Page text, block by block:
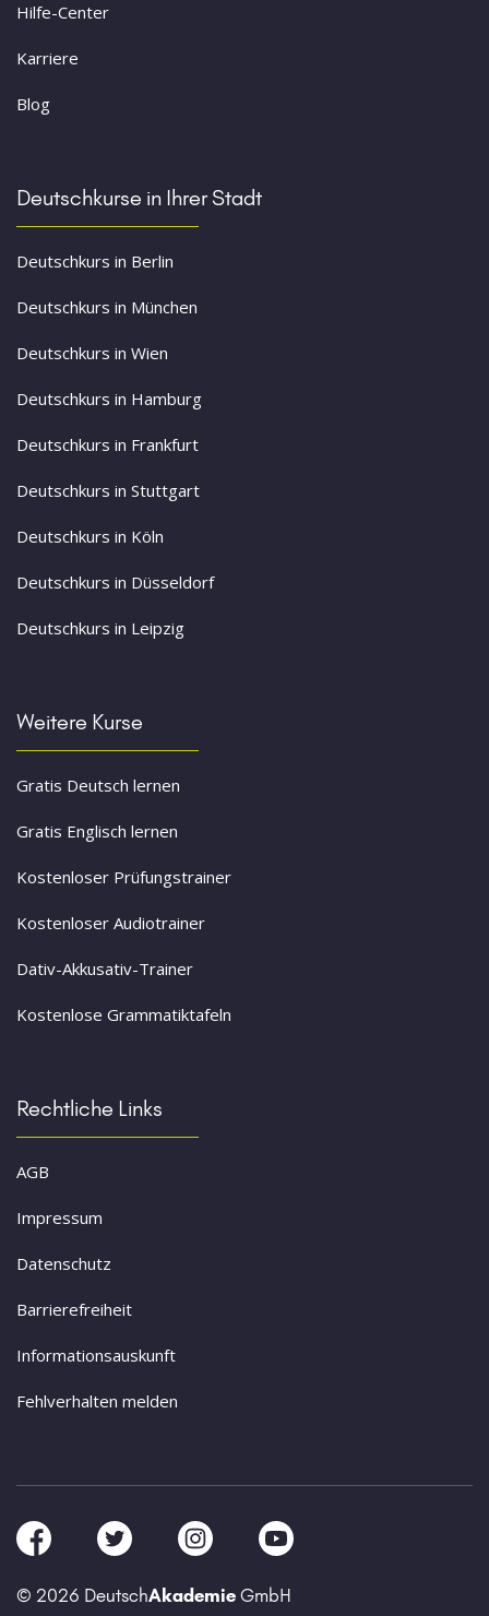
Hilfe-Center
Karriere
Blog
Deutschkurse in Ihrer Stadt
Deutschkurs in Berlin
Deutschkurs in München
Deutschkurs in Wien
Deutschkurs in Hamburg
Deutschkurs in Frankfurt
Deutschkurs in Stuttgart
Deutschkurs in Köln
Deutschkurs in Düsseldorf
Deutschkurs in Leipzig
Weitere Kurse
Gratis Deutsch lernen
Gratis Englisch lernen
Kostenloser Prüfungstrainer
Kostenloser Audiotrainer
Dativ-Akkusativ-Trainer
Kostenlose Grammatiktafeln
Rechtliche Links
AGB
Impressum
Datenschutz
Barrierefreiheit
Informationsauskunft
Fehlverhalten melden
© 2026 DeutschAkademie GmbH